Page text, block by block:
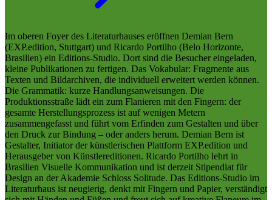
Im oberen Foyer des Literaturhauses eröffnen Demian Bern
(EXP.edition, Stuttgart) und Ricardo Portilho (Belo Horizonte,
Brasilien) ein Editions-Studio. Dort sind die Besucher eingeladen,
kleine Publikationen zu fertigen. Das Vokabular: Fragmente aus
Texten und Bildarchiven, die individuell erweitert werden können.
Die Grammatik: kurze Handlungsanweisungen. Die
Produktionsstraße lädt ein zum Flanieren mit den Fingern: der
gesamte Herstellungsprozess ist auf wenigen Metern
zusammengefasst und führt vom Erfinden zum Gestalten und über
den Druck zur Bindung – oder anders herum. Demian Bern ist
Gestalter, Initiator der künstlerischen Plattform EXP.edition und
Herausgeber von Künstlereditionen. Ricardo Portilho lehrt in
Brasilien Visuelle Kommunikation und ist derzeit Stipendiat für
Design an der Akademie Schloss Solitude. Das Editions-Studio im
Literaturhaus ist neugierig, denkt mit Fingern und Papier, verständigt